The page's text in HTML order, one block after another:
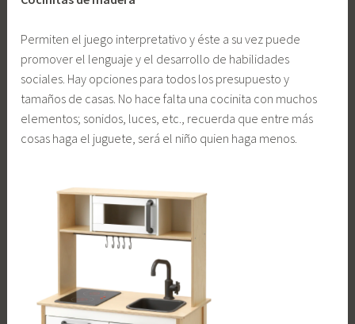
Permiten el juego interpretativo y éste a su vez puede
promover el lenguaje y el desarrollo de habilidades
sociales. Hay opciones para todos los presupuesto y
tamaños de casas. No hace falta una cocinita con muchos
elementos; sonidos, luces, etc., recuerda que entre más
cosas haga el juguete, será el niño quien haga menos.